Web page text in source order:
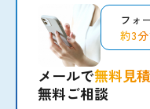
フォ
約3分
メールで無料見
無料ご相談